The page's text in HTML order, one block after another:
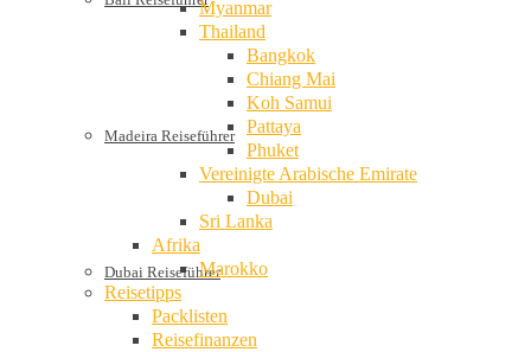
Madeira Reiseführer
Dubai Reiseführer
Myanmar
Thailand
Bangkok
Chiang Mai
Koh Samui
Pattaya
Phuket
Vereinigte Arabische Emirate
Dubai
Sri Lanka
Afrika
Marokko
Reisetipps
Packlisten
Reisefinanzen